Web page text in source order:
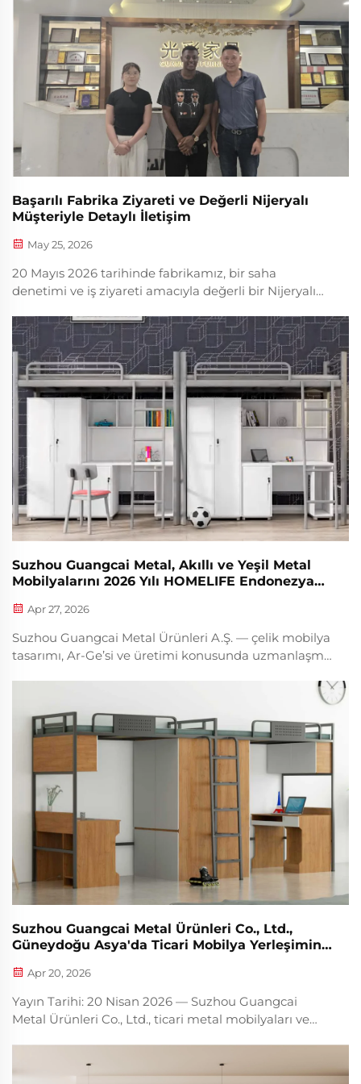
Başarılı Fabrika Ziyareti ve Değerli Nijeryalı
Müşteriyle Detaylı İletişim
May 25, 2026
20 Mayıs 2026 tarihinde fabrikamız, bir saha
denetimi ve iş ziyareti amacıyla değerli bir Nijeryalı
yurt mobilyaları, otel mobilyaları ve mühendislik
destekleyici mobilyaların profesyonel üreticisi olarak,
uzun yıllardır çok sayıda yurt dışı inşaat ve
konaklama projesine hizmet veriyoruz. Bu birebir yüz
yüze iletişim, karşılıklı tanınmayı etkili bir şekilde
güçlendirdi ve son derece olumlu ve verimli iş birliği
sonuçları doğurdu.
Suzhou Guangcai Metal, Akıllı ve Yeşil Metal
Mobilyalarını 2026 Yılı HOMELIFE Endonezya
Apr 27, 2026
Suzhou Guangcai Metal Ürünleri A.Ş. — çelik mobilya
tasarımı, Ar-Ge’si ve üretimi konusunda uzmanlaşmış
duyurmakta gurur duymaktadır; fuar, Haziran ayı...
Suzhou Guangcai Metal Ürünleri Co., Ltd.,
Güneydoğu Asya'da Ticari Mobilya Yerleşimini
Çözümleriyle Restoran ve Mühendislik
Projelerini Destekliyor
Apr 20, 2026
Yayın Tarihi: 20 Nisan 2026 — Suzhou Guangcai
Metal Ürünleri Co., Ltd., ticari metal mobilyaları ve
pazarındaki yerleşimini sürekli derinleştirmeyi